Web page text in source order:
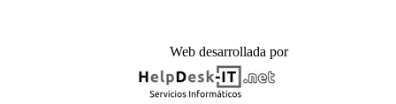
Web desarrollada por